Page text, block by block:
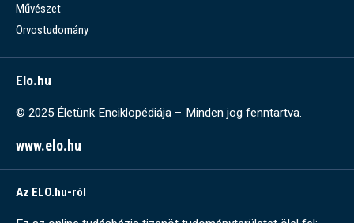
Művészet
Orvostudomány
Elo.hu
© 2025 Életünk Enciklopédiája – Minden jog fenntartva.
www.elo.hu
Az ELO.hu-ról